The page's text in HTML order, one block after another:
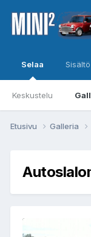
Selaa
Keskustelu
Sisältö
Etusivu Galleria